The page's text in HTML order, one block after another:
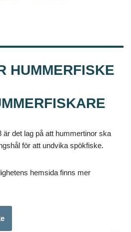
HUMMERFISKE
är det lag på att hummertinor ska
för att undvika spökfiske.
hemsida finns mer